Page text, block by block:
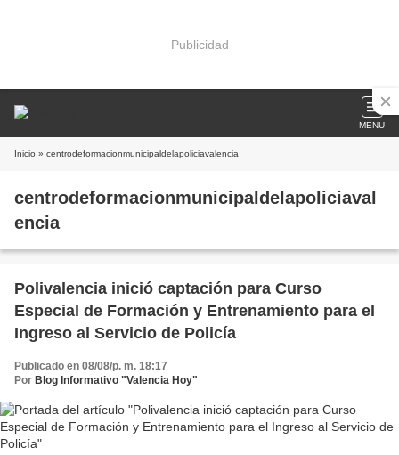
Publicidad
MENU
Inicio » centrodeformacionmunicipaldelapoliciavalencia
centrodeformacionmunicipaldelapoliciaval
encia
Polivalencia inició captación para Curso
Especial de Formación y Entrenamiento para el
Ingreso al Servicio de Policía
Publicado en 08/08/p. m. 18:17
Por Blog Informativo "Valencia Hoy"